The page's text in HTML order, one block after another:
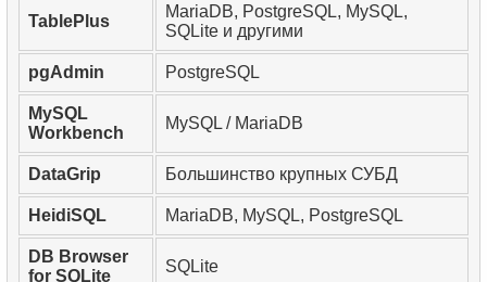
TablePlus
MariaDB, PostgreSQL, MySQL,
SQLite и другими
pgAdmin PostgreSQL
MySQL
Workbench
MySQL / MariaDB
DataGrip Большинство крупных СУБД
HeidiSQL MariaDB, MySQL, PostgreSQL
DB Browser
for SQLite
SQLite